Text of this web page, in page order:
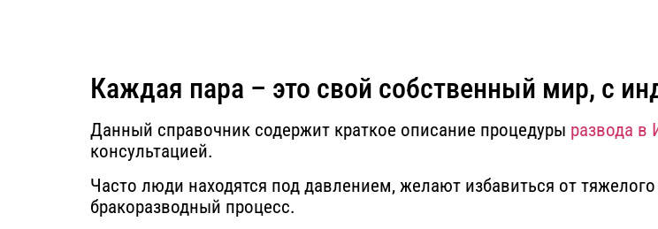
Каждая пара – это свой собственный мир, с
Данный справочник содержит краткое описание процедуры развода в
консультацией.
Часто люди находятся под давлением, желают избавиться от
бракоразводный процесс.